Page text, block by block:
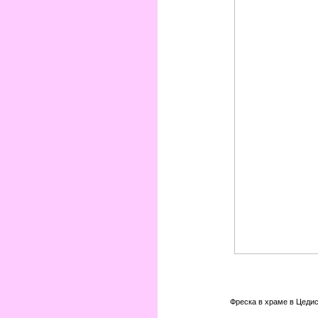
Фреска в храме в